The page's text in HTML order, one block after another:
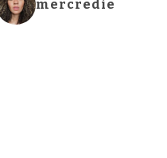
mercredie